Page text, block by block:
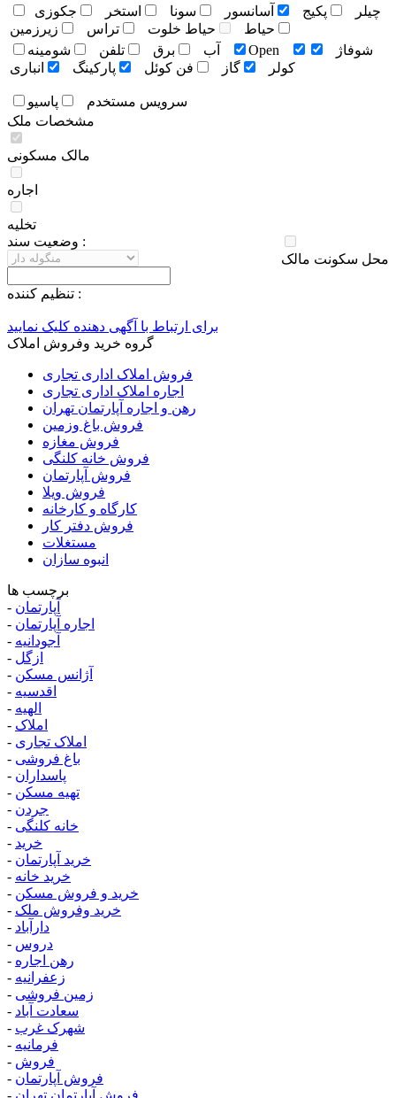
چيلر
پکيج آسانسور سونا استخر
جکوزی
حياط
حياط خلوت تراس
زيرزمين
آب
برق تلفن شومينه Open
شوفاژ
کولر
گاز فن کوئل پارکينگ انباری
سرويس مستخدم
پاسيو
مشخصات ملک
مالک مسکونی
اجاره
تخلیه
محل سکونت مالک
وضعيت سند :
تنظيم کننده :
برای ارتباط با آگهی دهنده کلیک نمایید
گروه خرید وفروش املاک
فروش املاک اداری تجاری
اجاره املاک اداری تجاری
رهن و اجاره آپارتمان تهران
فروش باغ وزمین
فروش مغازه
فروش خانه کلنگی
فروش آپارتمان
فروش ویلا
کارگاه و کارخانه
فروش دفتر کار
مستغلات
انبوه سازان
برچسب ها
- آپارتمان
- اجاره آپارتمان
- آجودانیه
- ازگل
- آژانس مسکن
- اقدسیه
- الهیه
- املاک
- املاک تجاری
- باغ فروشی
- پاسداران
- تهیه مسکن
- جردن
- خانه کلنگی
- خرید
- خرید آپارتمان
- خرید خانه
- خرید و فروش مسکن
- خرید وفروش ملک
- دارآباد
- دروس
- رهن اجاره
- زعفرانیه
- زمین فروشی
- سعادت آباد
- شهرک غرب
- فرمانیه
- فروش
- فروش آپارتمان